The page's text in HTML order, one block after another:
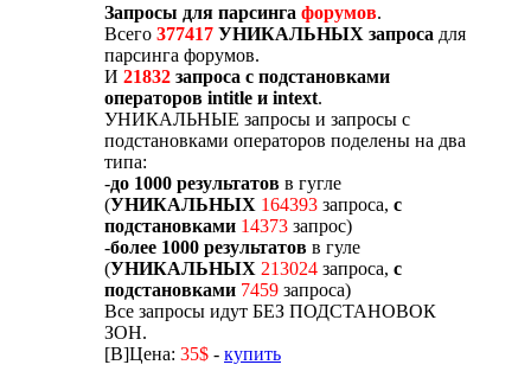
Запросы для парсинга форумов.
Всего 377417 УНИКАЛЬНЫХ запроса для
парсинга форумов.
И 21832 запроса с подстановками
операторов intitle и intext.
УНИКАЛЬНЫЕ запросы и запросы с
подстановками операторов поделены на два
типа:
-до 1000 результатов в гугле
(УНИКАЛЬНЫХ 164393 запроса, с
подстановками 14373 запрос)
-более 1000 результатов в гуле
(УНИКАЛЬНЫХ 213024 запроса, с
подстановками 7459 запроса)
Все запросы идут БЕЗ ПОДСТАНОВОК
ЗОН.
[B]Цена: 35$ - купить